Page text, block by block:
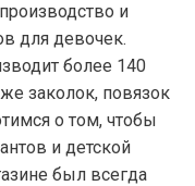
и
для девочек.
более 140
заколок, повязок
о том, чтобы
и детской
был всегда